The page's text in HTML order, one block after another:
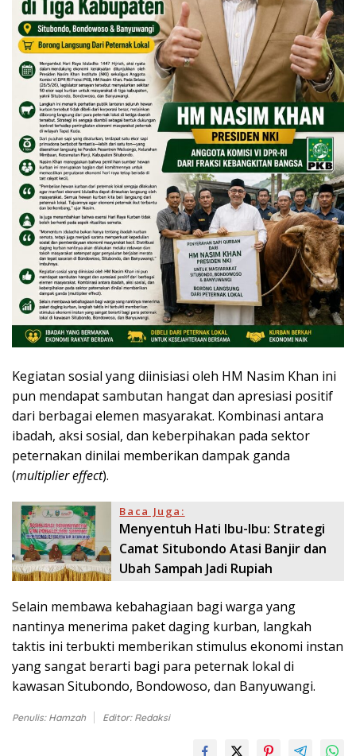
Kegiatan sosial yang diinisiasi oleh HM Nasim Khan ini
pun mendapat sambutan hangat dan apresiasi positif
dari berbagai elemen masyarakat. Kombinasi antara
ibadah, aksi sosial, dan keberpihakan pada sektor
peternakan dinilai memberikan dampak ganda
(multiplier effect).
Baca Juga:
Menyentuh Hati Ibu-Ibu: Strategi
Camat Situbondo Atasi Banjir dan
Ubah Sampah Jadi Rupiah
Selain membawa kebahagiaan bagi warga yang
nantinya menerima paket daging kurban, langkah
taktis ini terbukti memberikan stimulus ekonomi instan
yang sangat berarti bagi para peternak lokal di
kawasan Situbondo, Bondowoso, dan Banyuwangi.
Penulis: Hamzah Editor: Redaksi